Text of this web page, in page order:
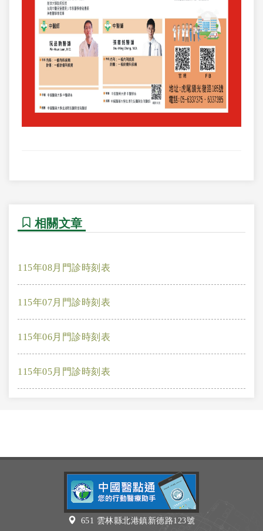
相關文章
115年08月門診時刻表
115年07月門診時刻表
115年06月門診時刻表
115年05月門診時刻表
651 雲林縣北港鎮新德路123號